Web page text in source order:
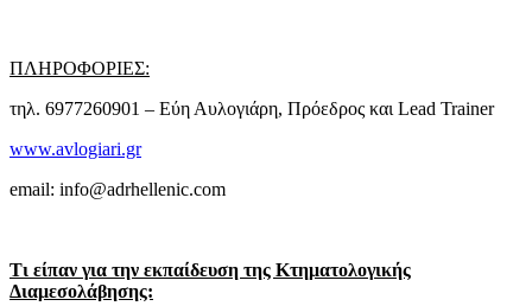
ΠΛΗΡΟΦΟΡΙΕΣ:
τηλ. 6977260901 – Εύη Αυλογιάρη, Πρόεδρος και Lead Trainer
www.avlogiari.gr
email: info@adrhellenic.com
Τι είπαν για την εκπαίδευση της Κτηματολογικής
Διαμεσολάβησης: